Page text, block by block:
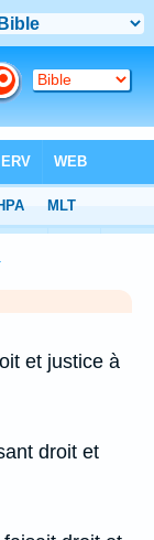
et justice à
droit et